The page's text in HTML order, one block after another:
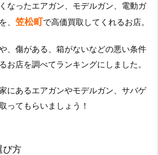
なったエアガン、モデルガン、電動ガ
、 笠松町で高価買取してくれるお店。
、傷がある、箱がないなどの悪い条件
お店を調べてランキングにしました。
にあるエアガンやモデルガン、サバゲ
ってもらいましょう！
び方